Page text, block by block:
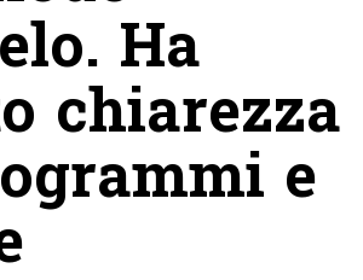
Ha
chiarezza
e